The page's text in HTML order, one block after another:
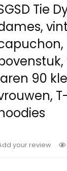
Tie
90
your review